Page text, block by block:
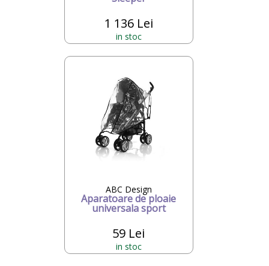
1 136 Lei
in stoc
ABC Design
Aparatoare de ploaie
universala sport
59 Lei
in stoc